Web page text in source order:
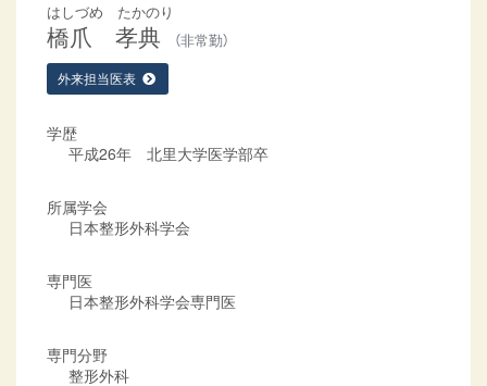
はしづめ たかのり
橋爪 孝典 （非常勤）
外来担当医表
学歴
平成26年 北里大学医学部卒
所属学会
日本整形外科学会
専門医
日本整形外科学会専門医
専門分野
整形外科